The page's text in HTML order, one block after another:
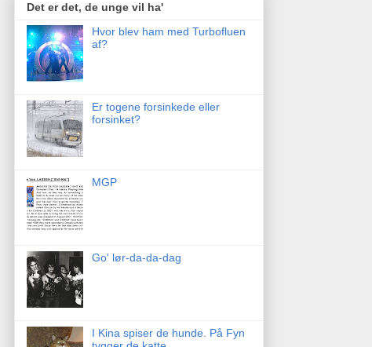
Det er det, de unge vil ha'
Hvor blev ham med Turbofluen
af?
Er togene forsinkede eller
forsinket?
MGP
Go' lør-da-da-dag
I Kina spiser de hunde. På Fyn